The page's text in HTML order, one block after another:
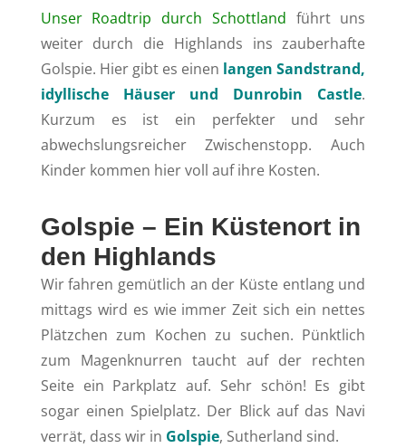
Unser Roadtrip durch Schottland führt uns
weiter durch die Highlands ins zauberhafte
Golspie. Hier gibt es einen langen Sandstrand,
idyllische Häuser und Dunrobin Castle.
Kurzum es ist ein perfekter und sehr
abwechslungsreicher Zwischenstopp. Auch
Kinder kommen hier voll auf ihre Kosten.
Golspie – Ein Küstenort in
den Highlands
Wir fahren gemütlich an der Küste entlang und
mittags wird es wie immer Zeit sich ein nettes
Plätzchen zum Kochen zu suchen. Pünktlich
zum Magenknurren taucht auf der rechten
Seite ein Parkplatz auf. Sehr schön! Es gibt
sogar einen Spielplatz. Der Blick auf das Navi
verrät, dass wir in Golspie, Sutherland sind.